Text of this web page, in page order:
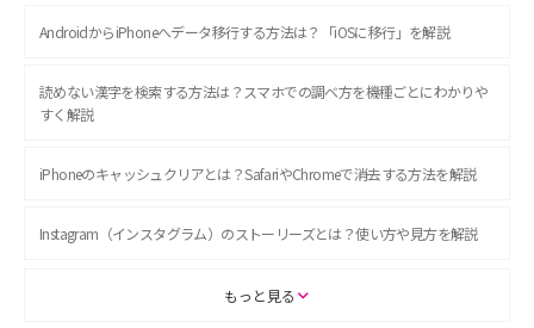
AndroidからiPhoneへデータ移行する方法は？「iOSに移行」を解説
読めない漢字を検索する方法は？スマホでの調べ方を機種ごとにわかりや
すく解説
iPhoneのキャッシュクリアとは？SafariやChromeで消去する方法を解説
Instagram（インスタグラム）のストーリーズとは？使い方や見方を解説
ASMRとは？初心者向けの代表ジャンルや楽しみ方を解説
もっと見る